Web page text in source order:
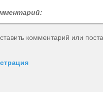
комментарий или